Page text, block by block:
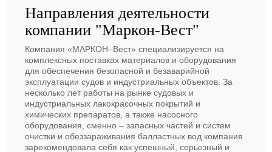
Направления деятельности
компании "Маркон-Вест"
Компания «МАРКОН–Вест» специализируется на
комплексных поставках материалов и оборудования
для обеспечения безопасной и безаварийной
эксплуатации судов и индустриальных объектов. За
несколько лет работы на рынке судовых и
индустриальных лакокрасочных покрытий и
химических препаратов, а также насосного
оборудования, сменно – запасных частей и систем
очистки и обеззараживания балластных вод компания
зарекомендовала себя как успешный, серьезный и